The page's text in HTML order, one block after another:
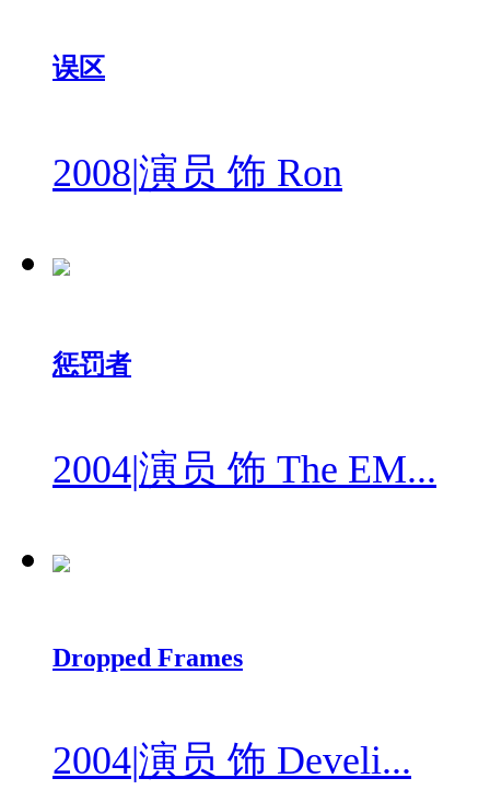
误区
2008|演员 饰 Ron
惩罚者
2004|演员 饰 The EM...
Dropped Frames
2004|演员 饰 Develi...